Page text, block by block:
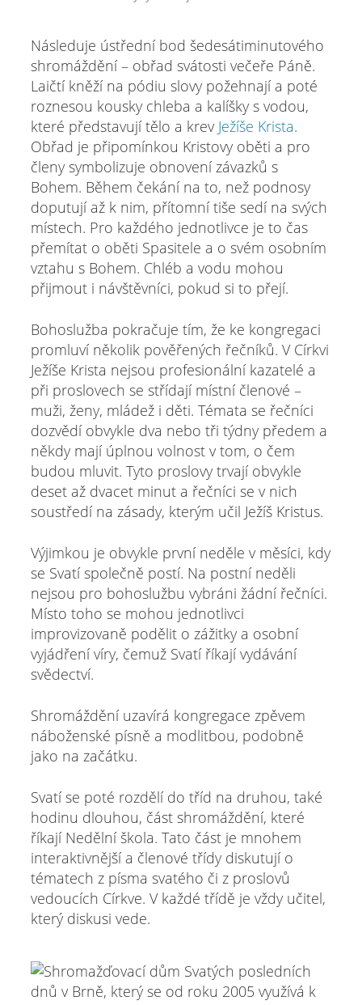
Následuje ústřední bod šedesátiminutového
shromáždění – obřad svátosti večeře Páně.
Laičtí kněží na pódiu slovy požehnají a poté
roznesou kousky chleba a kalíšky s vodou,
které představují tělo a krev Ježíše Krista.
Obřad je připomínkou Kristovy oběti a pro
členy symbolizuje obnovení závazků s
Bohem. Během čekání na to, než podnosy
doputují až k nim, přítomní tiše sedí na svých
místech. Pro každého jednotlivce je to čas
přemítat o oběti Spasitele a o svém osobním
vztahu s Bohem. Chléb a vodu mohou
přijmout i návštěvníci, pokud si to přejí.
Bohoslužba pokračuje tím, že ke kongregaci
promluví několik pověřených řečníků. V Církvi
Ježíše Krista nejsou profesionální kazatelé a
při proslovech se střídají místní členové –
muži, ženy, mládež i děti. Témata se řečníci
dozvědí obvykle dva nebo tři týdny předem a
někdy mají úplnou volnost v tom, o čem
budou mluvit. Tyto proslovy trvají obvykle
deset až dvacet minut a řečníci se v nich
soustředí na zásady, kterým učil Ježíš Kristus.
Výjimkou je obvykle první neděle v měsíci, kdy
se Svatí společně postí. Na postní neděli
nejsou pro bohoslužbu vybráni žádní řečníci.
Místo toho se mohou jednotlivci
improvizovaně podělit o zážitky a osobní
vyjádření víry, čemuž Svatí říkají vydávání
svědectví.
Shromáždění uzavírá kongregace zpěvem
náboženské písně a modlitbou, podobně
jako na začátku.
Svatí se poté rozdělí do tříd na druhou, také
hodinu dlouhou, část shromáždění, které
říkají Nedělní škola. Tato část je mnohem
interaktivnější a členové třídy diskutují o
tématech z písma svatého či z proslovů
vedoucích Církve. V každé třídě je vždy učitel,
který diskusi vede.